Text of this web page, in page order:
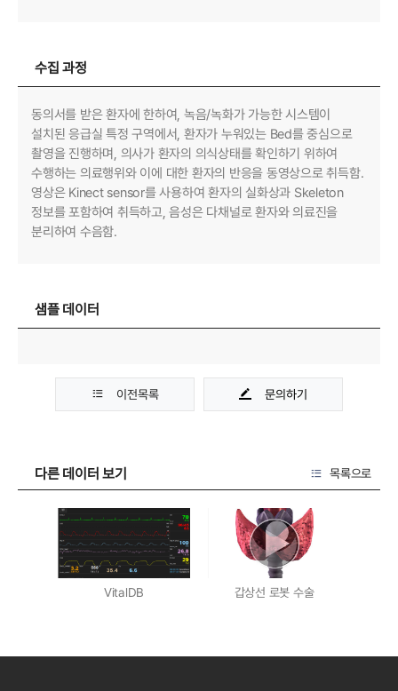
수집 과정
동의서를 받은 환자에 한하여, 녹음/녹화가 가능한 시스템이
설치된 응급실 특정 구역에서, 환자가 누워있는 Bed를 중심으로
촬영을 진행하며, 의사가 환자의 의식상태를 확인하기 위하여
수행하는 의료행위와 이에 대한 환자의 반응을 동영상으로 취득함.
영상은 Kinect sensor를 사용하여 환자의 실화상과 Skeleton
정보를 포함하여 취득하고, 음성은 다채널로 환자와 의료진을
분리하여 수음함.
샘플 데이터
이전목록 문의하기
다른 데이터 보기 목록으로
VitalDB 갑상선 로봇 수술